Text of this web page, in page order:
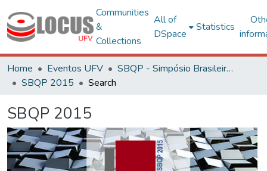
Communities
&
Collections
All of
DSpace
Statistics
Home Eventos UFV
SBQP - Simpósio Brasileiro de Qualidade do Projeto no Ambiente Construído
SBQP 2015
Search
SBQP 2015